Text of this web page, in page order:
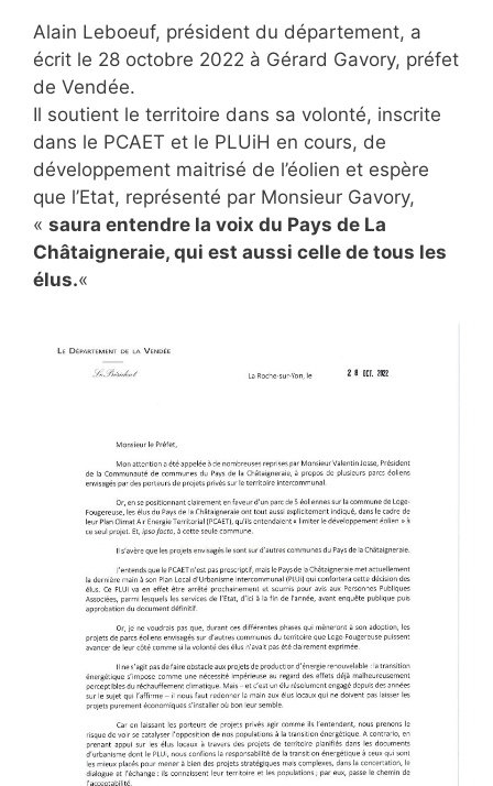
Alain Leboeuf, président du département, a
écrit le 28 octobre 2022 à Gérard Gavory, préfet
de Vendée.
Il soutient le territoire dans sa volonté, inscrite
dans le PCAET et le PLUiH en cours, de
développement maitrisé de l’éolien et espère
que l’Etat, représenté par Monsieur Gavory,
« saura entendre la voix du Pays de La
Châtaigneraie, qui est aussi celle de tous les
élus.«